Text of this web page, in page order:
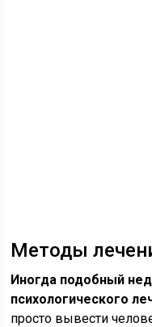
Методы
Иногда подобный
психологического
просто вывести